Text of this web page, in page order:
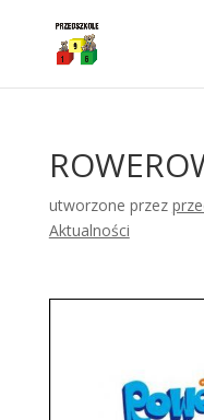
utworzone przez
Aktualności